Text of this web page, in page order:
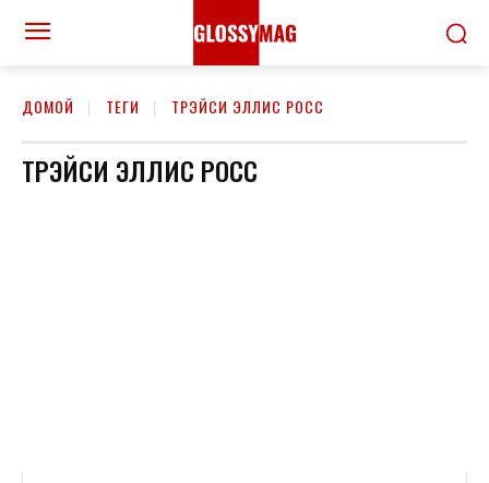
ДОМОЙ ТЕГИ ТРЭЙСИ ЭЛЛИС РОСС
ТРЭЙСИ ЭЛЛИС РОСС